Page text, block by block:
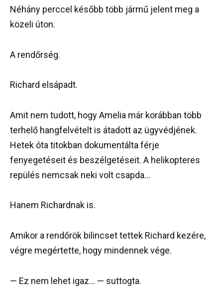
Néhány perccel később több jármű jelent meg a
közeli úton.
A rendőrség.
Richard elsápadt.
Amit nem tudott, hogy Amelia már korábban több
terhelő hangfelvételt is átadott az ügyvédjének.
Hetek óta titokban dokumentálta férje
fenyegetéseit és beszélgetéseit. A helikopteres
repülés nemcsak neki volt csapda…
Hanem Richardnak is.
Amikor a rendőrök bilincset tettek Richard kezére,
végre megértette, hogy mindennek vége.
— Ez nem lehet igaz… — suttogta.